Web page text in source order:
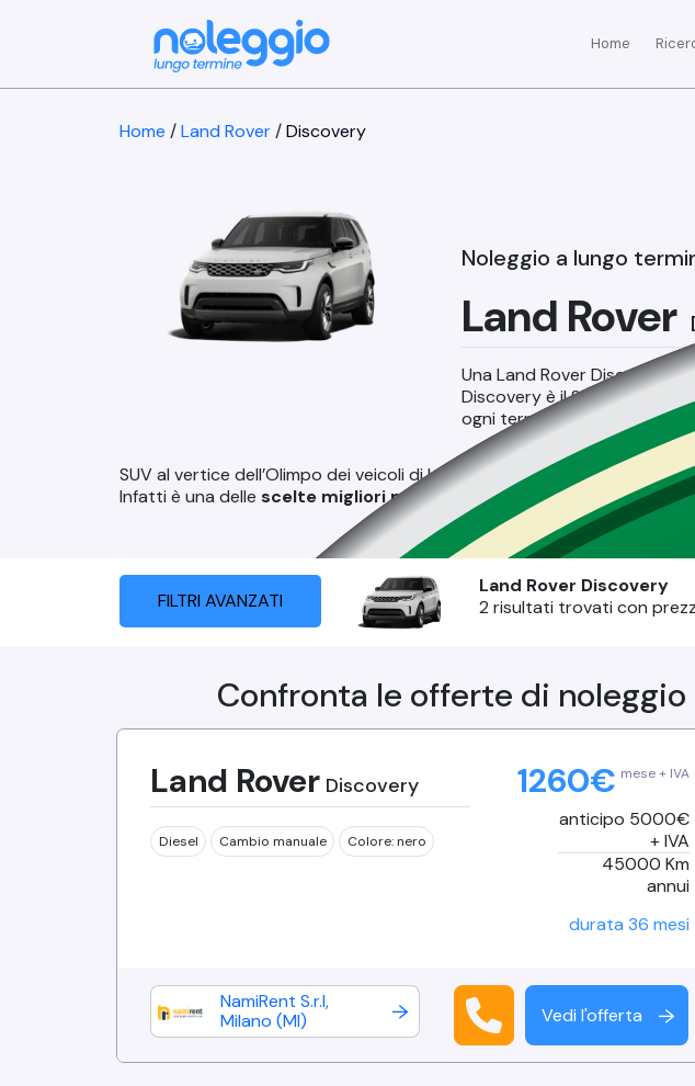
Home
Home /Land Rover /Discovery
Noleggio a lungo
Land Rover
Una Land Rover Discovery
Discovery è il SUV più
ogni terreno ed esplorare a
SUV al vertice dell’Olimpo dei veicoli di lusso per famiglie e
Infatti è una delle scelte migliori per noleggi a lungo termine che
FILTRI AVANZATI
Land Rover Discovery
2 risultati trovaticon
Confronta le offerte di
Land Rover Discovery
Diesel Cambio manuale Colore:nero
1260€ mese + IVA
anticipo 5000€
+ IVA
45000 Km
annui
durata 36 mesi
NamiRent S.r.l,
Milano (MI) Vedi l'offerta ↑